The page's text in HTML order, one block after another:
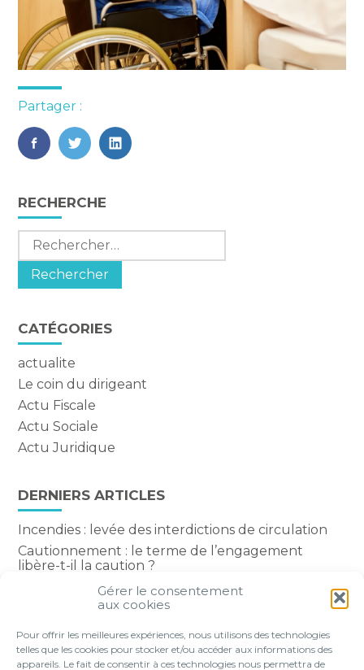
Gérer le consentement
aux cookies
Pour offrir les meilleures expériences, nous utilisons des technologies
telles que les cookies pour stocker et/ou accéder aux informations des
appareils. Le fait de consentir à ces technologies nous permettra de
Partager :
FaceBook
TwitterLinkedIn
Blog
sidebar
RECHERCHE
Rechercher :
CATÉGORIES
actualite
Le coin du dirigeant
Actu Fiscale
Actu Sociale
Actu Juridique
DERNIERS ARTICLES
Incendies : levée des interdictions de circulation
Cautionnement : le terme de l’engagement
libère-t-il la caution ?
Transport fluvial de marchandises : une aide
financière bienvenue
comptent-elles ?